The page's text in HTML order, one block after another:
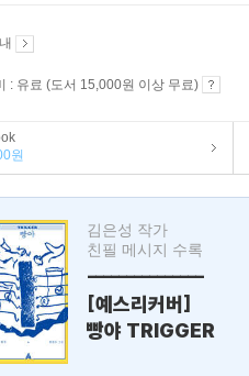
: 유료 (도서 15,000원 이상 무료)
원
김은성 작가
친필 메시지 수록
---------------
[예스리커버]
빵야 TRIGGER